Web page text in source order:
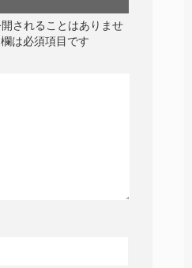
されることはありませ
は必須項目です